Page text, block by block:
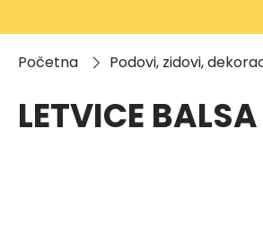
Početna Podovi, zidovi,
LETVICE